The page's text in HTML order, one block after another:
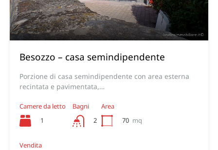
Besozzo – casa semindipendente
Porzione di casa semindipendente con area esterna
recintata e pavimentata,…
Camere da letto
1
Bagni
2
Area
70 mq
Vendita